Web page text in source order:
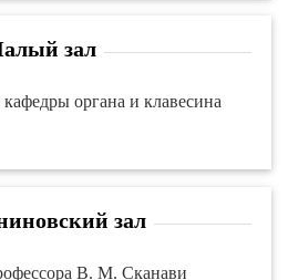
зал
органа и клавесина
зал
В. М. Сканави